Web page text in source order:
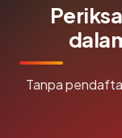
Tanpa